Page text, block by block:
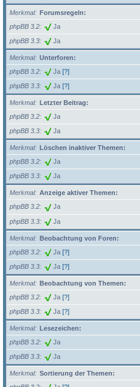
Merkmal
Forumsregeln:
phpBB 3.2
Ja
phpBB 3.3 Ja
Merkmal
Unterforen:
phpBB 3.2
Ja [?]
phpBB 3.3 Ja [?]
Merkmal
Letzter Beitrag:
phpBB 3.2
Ja
phpBB 3.3 Ja
Merkmal
Löschen inaktiver Themen:
phpBB 3.2
Ja
phpBB 3.3 Ja
Merkmal
Anzeige aktiver Themen:
phpBB 3.2
Ja
phpBB 3.3 Ja
Merkmal
Beobachtung von Foren:
phpBB 3.2
Ja [?]
phpBB 3.3 Ja [?]
Merkmal
Beobachtung von Themen:
phpBB 3.2
Ja [?]
phpBB 3.3 Ja [?]
Merkmal
Lesezeichen:
phpBB 3.2
Ja
phpBB 3.3 Ja
Merkmal
Sortierung der Themen: